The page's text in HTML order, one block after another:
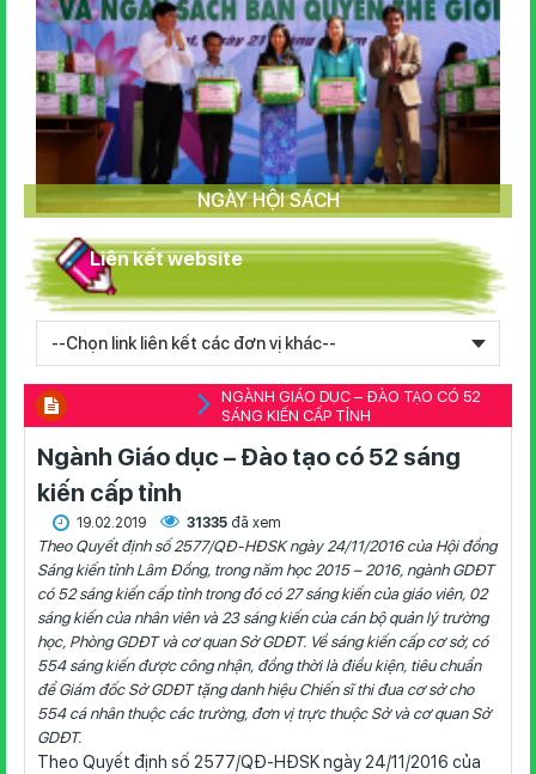
NGÀY HỘI SÁCH
Liên kết website
NGÀNH GIÁO DỤC – ĐÀO TẠO CÓ 52
SÁNG KIẾN CẤP TỈNH
Ngành Giáo dục – Đào tạo có 52 sáng
kiến cấp tỉnh
19.02.2019 31335 đã xem
Theo Quyết định số 2577/QĐ-HĐSK ngày 24/11/2016 của Hội đồng
Sáng kiến tỉnh Lâm Đồng, trong năm học 2015 – 2016, ngành GDĐT
có 52 sáng kiến cấp tỉnh trong đó có 27 sáng kiến của giáo viên, 02
sáng kiến của nhân viên và 23 sáng kiến của cán bộ quản lý trường
học, Phòng GDĐT và cơ quan Sở GDĐT. Về sáng kiến cấp cơ sở, có
554 sáng kiến được công nhận, đồng thời là điều kiện, tiêu chuẩn
để Giám đốc Sở GDĐT tặng danh hiệu Chiến sĩ thi đua cơ sở cho
554 cá nhân thuộc các trường, đơn vị trực thuộc Sở và cơ quan Sở
GDĐT.
Theo Quyết định số 2577/QĐ-HĐSK ngày 24/11/2016 của